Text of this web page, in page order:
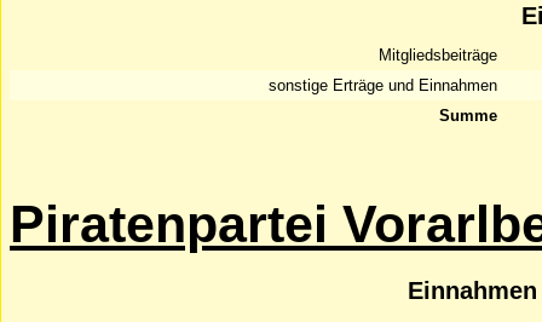
Mitgliedsbeiträge
sonstige Erträge und Einnahmen
Summe
Piratenpartei
Einnahmen